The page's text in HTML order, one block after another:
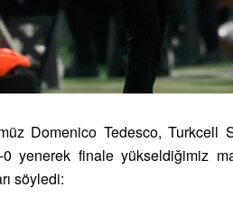
Domenico Tedesco, Turkcell
yenerek finale yükseldiğimiz
söyledi: